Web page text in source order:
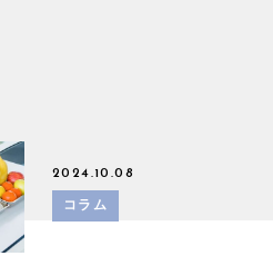
2024.10.08
コラム